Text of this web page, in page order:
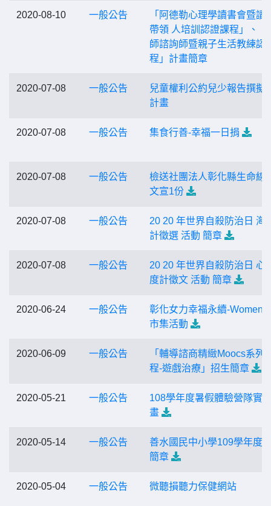
2020-08-10 一般公告
「阿德勒心理學讀書會暨讀
帶領 人培訓認證課程」、「
師諮詢師暨親子生活教練認
程」計畫簡章
2020-07-08 一般公告
兒童權利公約兒少報告撰擬
計畫
2020-07-08 一般公告 集食行善-幸福一日捐
2020-07-08 一般公告
檢送社團法人彰化縣生命線
文宣1份
2020-07-08 一般公告
20 20 年世界自殺防治日 海
計徵選 活動 簡章
2020-07-08 一般公告
20 20 年世界自殺防治日 心
度計徵文 活動 簡章
2020-06-24 一般公告
彰化女力幸福永續-Women
市集活動
2020-06-09 一般公告
「輔導諮商精緻Moocs系列
程-遊戲治療」招生簡章
2020-05-21 一般公告
108學年度暑假體驗營隊實
畫
2020-05-14 一般公告
善水國民中小學109學年度
簡章
2020-05-04 一般公告 微聽損聽力保健網站